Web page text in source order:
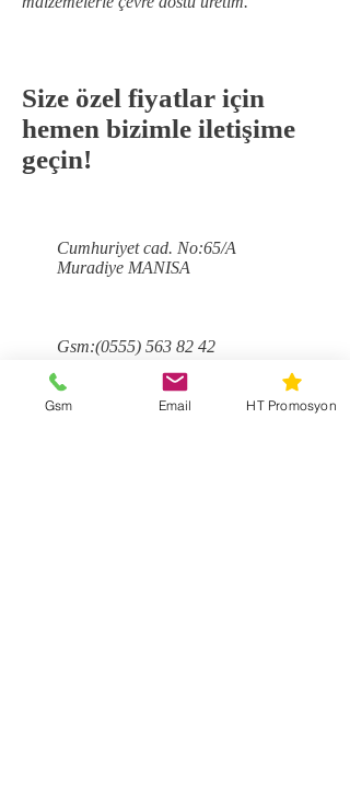
Size özel fiyatlar için
hemen bizimle iletişime
geçin!
Cumhuriyet cad. No:65/A
Muradiye MANISA
Gsm:(0555) 563 82 42
grafik@htdijital.com
Gsm Email HT Promosyon